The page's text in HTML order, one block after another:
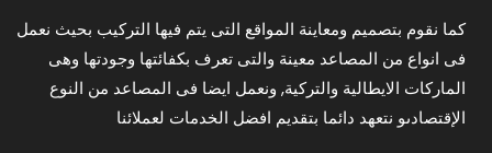
كما نقوم بتصميم ومعاينة المواقع التى يتم فيها التركيب بحيث نعمل
فى انواع من المصاعد معينة والتى تعرف بكفائتها وجودتها وهى
الماركات الايطالية والتركية, ونعمل ايضا فى المصاعد من النوع
الإقتصادىو نتعهد دائما بتقديم افضل الخدمات لعملائنا